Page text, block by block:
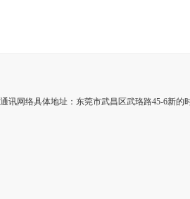
通讯网络具体地址：东莞市武昌区武珞路45-6新的